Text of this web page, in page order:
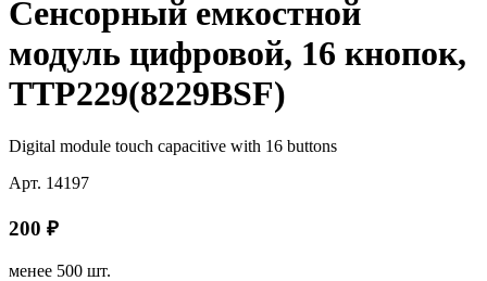
Сенсорный емкостной
модуль цифровой, 16 кнопок,
TTP229(8229BSF)
Digital module touch capacitive with 16 buttons
Арт. 14197
200 ₽
менее 500 шт.